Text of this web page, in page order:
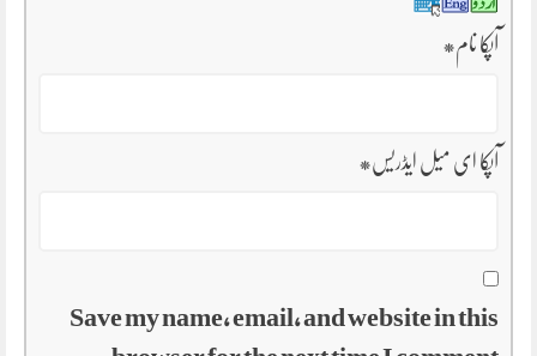
آپکا نام*
آپکا ای میل ایڈریس*
Save my name, email, and website in this